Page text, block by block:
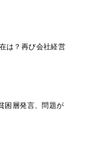
は？再び会社経営
困層発言、問題が